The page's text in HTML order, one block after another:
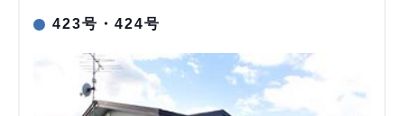
423号・424号